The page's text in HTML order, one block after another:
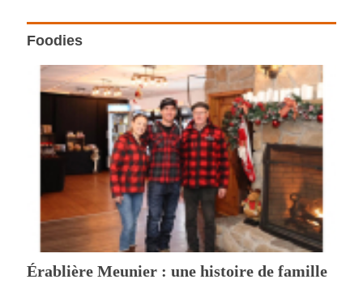
Foodies
Érablière Meunier : une histoire de famille